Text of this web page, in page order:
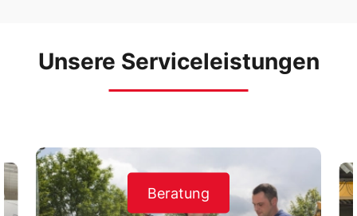
Unsere Serviceleistungen
Beratung